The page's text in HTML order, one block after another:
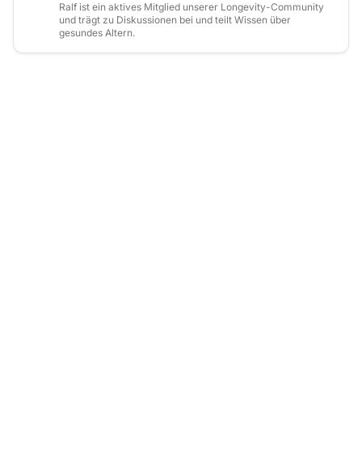
Ralf ist ein aktives Mitglied unserer Longevity-Community
und trägt zu Diskussionen bei und teilt Wissen über
gesundes Altern.